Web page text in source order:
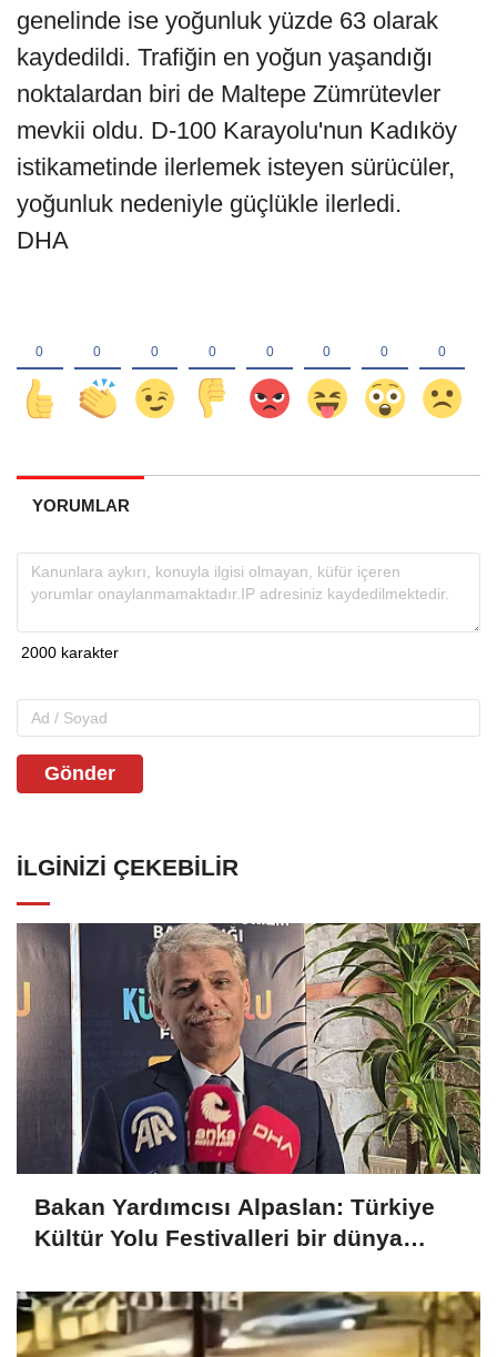
genelinde ise yoğunluk yüzde 63 olarak
kaydedildi. Trafiğin en yoğun yaşandığı
noktalardan biri de Maltepe Zümrütevler
mevkii oldu. D-100 Karayolu'nun Kadıköy
istikametinde ilerlemek isteyen sürücüler,
yoğunluk nedeniyle güçlükle ilerledi.
DHA
YORUMLAR
Gönder
İLGINIZI ÇEKEBILIR
Bakan Yardımcısı Alpaslan: Türkiye
Kültür Yolu Festivalleri bir dünya